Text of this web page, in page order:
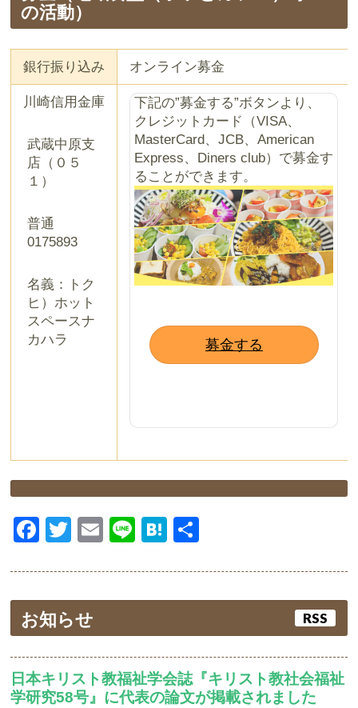
の活動）
銀行振り込み オンライン募金
川崎信用金庫
武蔵中原支
店（０５
１）
普通
0175893
名義：トク
ヒ）ホット
スペースナ
カハラ
下記の”募金する”ボタンより、
クレジットカード（VISA、
MasterCard、JCB、American
Express、Diners club）で募金す
ることができます。
募金する
Facebook
Twitter
EmailLineHatena
お知らせ RSS
日本キリスト教福祉学会誌『キリスト教社会福祉
学研究58号』に代表の論文が掲載されました